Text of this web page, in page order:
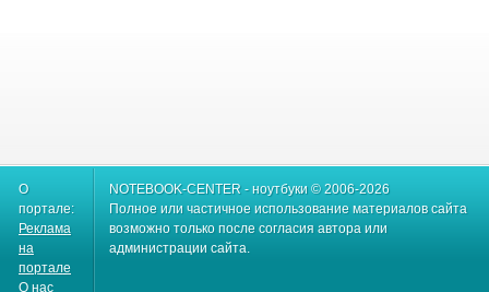
О
портале:
Реклама
на
портале
О нас
NOTEBOOK-CENTER - ноутбуки © 2006-2026
Полное или частичное использование материалов сайта
возможно только после согласия автора или
администрации сайта.